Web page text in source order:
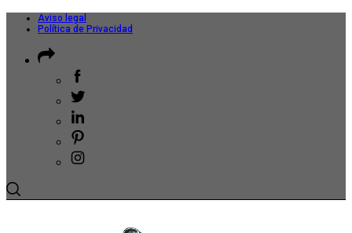
Aviso legal
Política de Privacidad